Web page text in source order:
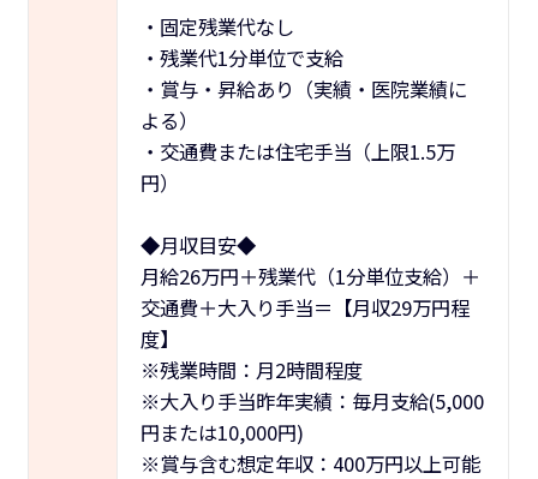
・固定残業代なし
・残業代1分単位で支給
・賞与・昇給あり（実績・医院業績に
よる）
・交通費または住宅手当（上限1.5万
円）
◆月収目安◆
月給26万円＋残業代（1分単位支給）＋
交通費＋大入り手当＝【月収29万円程
度】
※残業時間：月2時間程度
※大入り手当昨年実績：毎月支給(5,000
円または10,000円)
※賞与含む想定年収：400万円以上可能